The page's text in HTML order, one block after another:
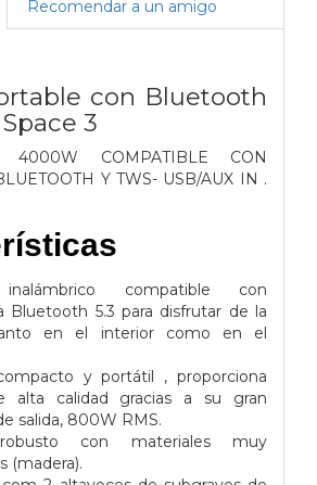
Recomendar a un amigo
con Bluetooth
3
4000W COMPATIBLE CON
Y TWS- USB/AUX IN .
compatible con
Bluetooth 5.3 para disfrutar de la
en el interior como en el
y portátil , proporciona
alta calidad gracias a su gran
salida, 800W RMS.
con materiales muy
(madera).